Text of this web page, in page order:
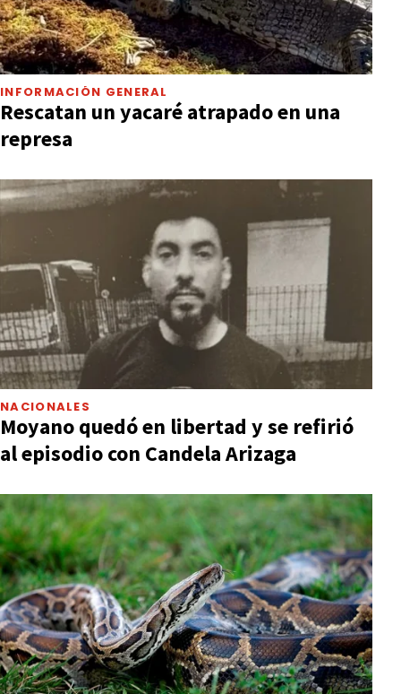
INFORMACIÓN GENERAL
Rescatan un yacaré atrapado en una
represa
NACIONALES
Moyano quedó en libertad y se refirió
al episodio con Candela Arizaga